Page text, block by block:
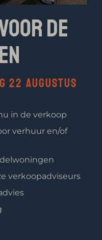
de
22 augustus
in de verkoop
verhuur en/of
verkoopadviseurs